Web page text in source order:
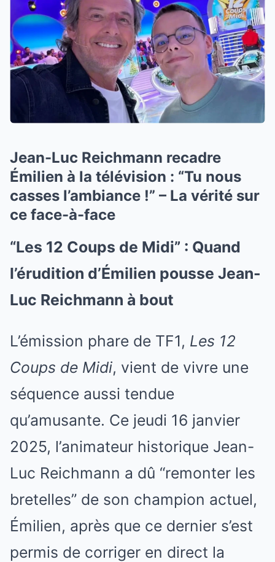
Jean-Luc Reichmann recadre
Émilien à la télévision : “Tu nous
casses l’ambiance !” – La vérité sur
ce face-à-face
“Les 12 Coups de Midi” : Quand
l’érudition d’Émilien pousse Jean-
Luc Reichmann à bout
L’émission phare de TF1, Les 12
Coups de Midi, vient de vivre une
séquence aussi tendue
qu’amusante. Ce jeudi 16 janvier
2025, l’animateur historique Jean-
Luc Reichmann a dû “remonter les
bretelles” de son champion actuel,
Émilien, après que ce dernier s’est
permis de corriger en direct la